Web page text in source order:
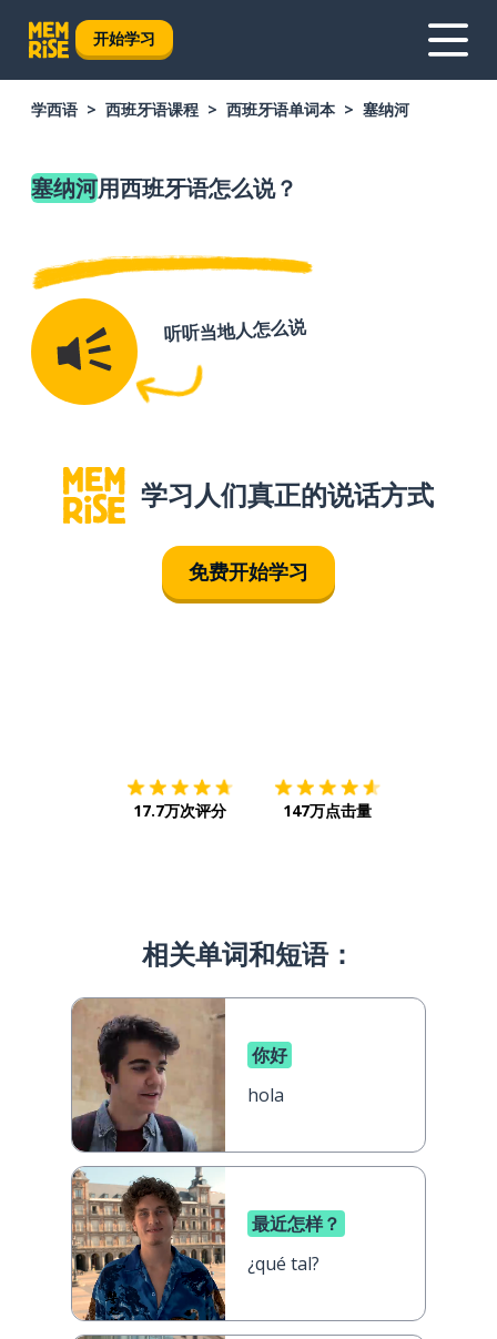
开始学习
学西语 西班牙语课程 西班牙语单词本 塞纳河
塞纳河用西班牙语怎么说？
听听当地人怎么说
学习人们真正的说话方式
免费开始学习
17.7万次评分 147万点击量
相关单词和短语：
你好
hola
最近怎样？
¿qué tal?